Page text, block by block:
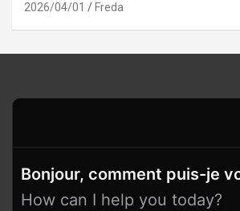
2026/04/01 Freda
Bonjour, comment puis-je
How can I help you today?